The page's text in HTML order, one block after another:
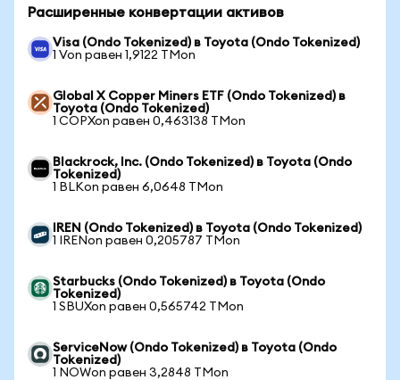
Расширенные конвертации активов
Visa (Ondo Tokenized) в Toyota (Ondo Tokenized)
1 Von равен 1,9122 TMon
Global X Copper Miners ETF (Ondo Tokenized) в
Toyota (Ondo Tokenized)
1 COPXon равен 0,463138 TMon
Blackrock, Inc. (Ondo Tokenized) в Toyota (Ondo
Tokenized)
1 BLKon равен 6,0648 TMon
IREN (Ondo Tokenized) в Toyota (Ondo Tokenized)
1 IRENon равен 0,205787 TMon
Starbucks (Ondo Tokenized) в Toyota (Ondo
Tokenized)
1 SBUXon равен 0,565742 TMon
ServiceNow (Ondo Tokenized) в Toyota (Ondo
Tokenized)
1 NOWon равен 3,2848 TMon